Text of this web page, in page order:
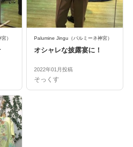
） Palumine Jingu（パルミーネ神宮）
オシャレな披露宴に！
2022年01月投稿
そっくす